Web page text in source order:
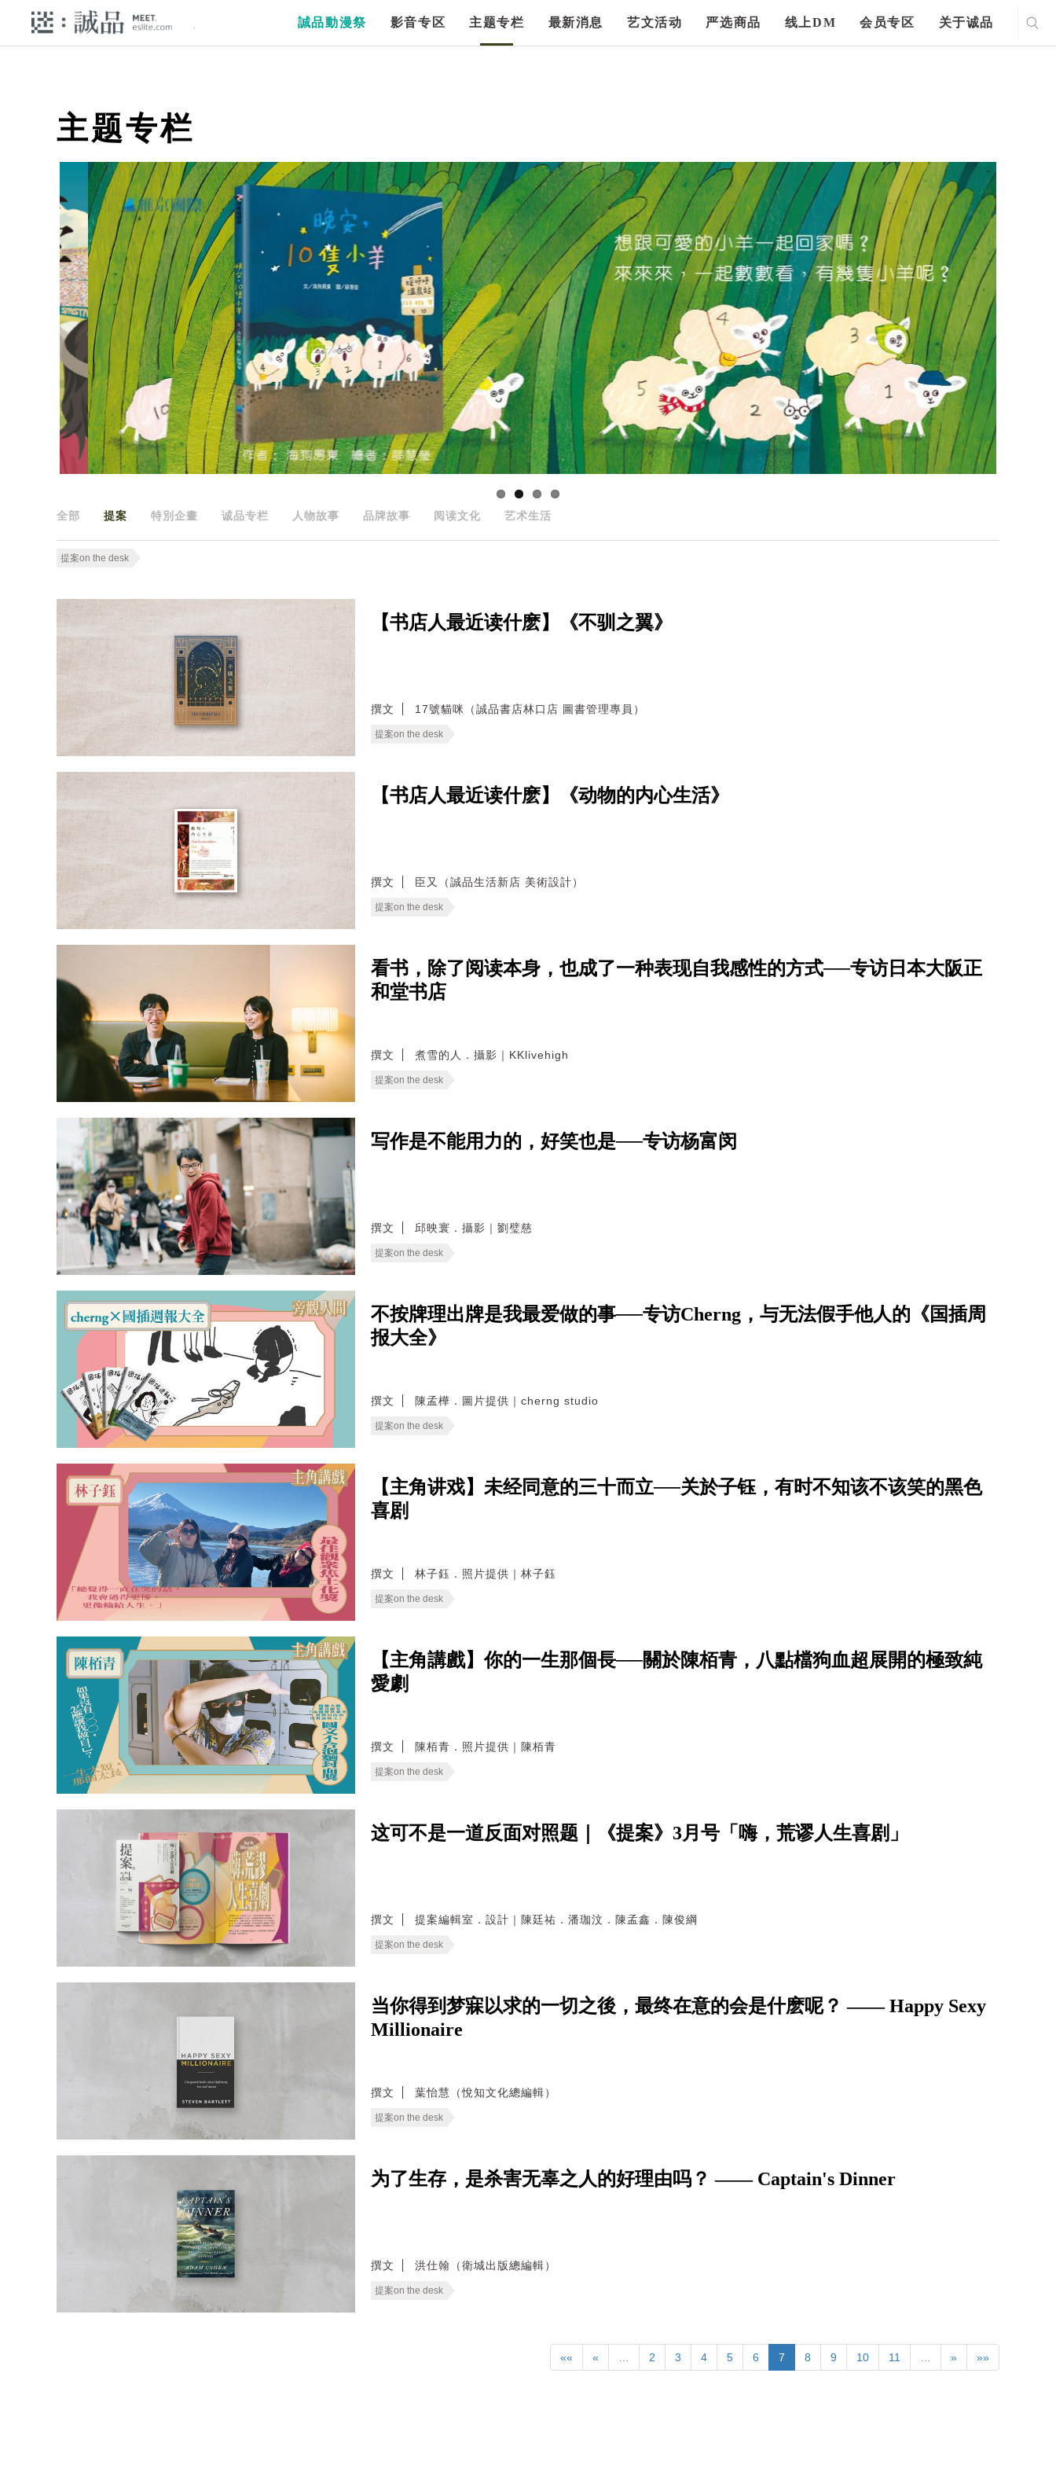
誠品動漫祭 影音专区 主题专栏 最新消息 艺文活动 严选商品 线上DM 会员专区 关于诚品
主题专栏
全部 提案 特別企畫 诚品专栏 人物故事 品牌故事 阅读文化 艺术生活
提案on the desk
【书店人最近读什麽】《不驯之翼》
撰文 17號貓咪（誠品書店林口店 圖書管理專員）
提案on the desk
【书店人最近读什麽】《动物的内心生活》
撰文 臣又（誠品生活新店 美術設計）
提案on the desk
看书，除了阅读本身，也成了一种表现自我感性的方式──专访日本大阪正
和堂书店
撰文 煮雪的人．攝影｜KKlivehigh
提案on the desk
写作是不能用力的，好笑也是──专访杨富闵
撰文 邱映寰．攝影｜劉璧慈
提案on the desk
不按牌理出牌是我最爱做的事──专访Cherng，与无法假手他人的《国插周
报大全》
撰文 陳孟樺．圖片提供｜cherng studio
提案on the desk
【主角讲戏】未经同意的三十而立──关於子钰，有时不知该不该笑的黑色
喜剧
撰文 林子鈺．照片提供｜林子鈺
提案on the desk
【主角講戲】你的一生那個長──關於陳栢青，八點檔狗血超展開的極致純
愛劇
撰文 陳栢青．照片提供｜陳栢青
提案on the desk
这可不是一道反面对照题｜《提案》3月号「嗨，荒谬人生喜剧」
撰文 提案編輯室．設計｜陳廷祐．潘珈汶．陳孟鑫．陳俊綱
提案on the desk
当你得到梦寐以求的一切之後，最终在意的会是什麽呢？ —— Happy Sexy
Millionaire
撰文 葉怡慧（悅知文化總編輯）
提案on the desk
为了生存，是杀害无辜之人的好理由吗？ —— Captain's Dinner
撰文 洪仕翰（衛城出版總編輯）
提案on the desk
«« « … 2 3 4 5 6 7 8 9 10 11 … » »»